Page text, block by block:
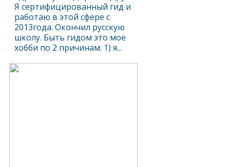
Я сертифицированный гид и
работаю в этой сфере с
2013года. Окончил русскую
школу. Быть гидом это мое
хобби по 2 причинам: 1) я...